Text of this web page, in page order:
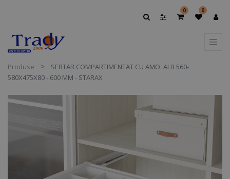
0 0
Produse
SERTAR COMPARTIMENTAT CU AMO. ALB 560-
580X475X80 - 600 MM - STARAX